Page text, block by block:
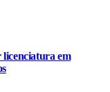
licenciatura em